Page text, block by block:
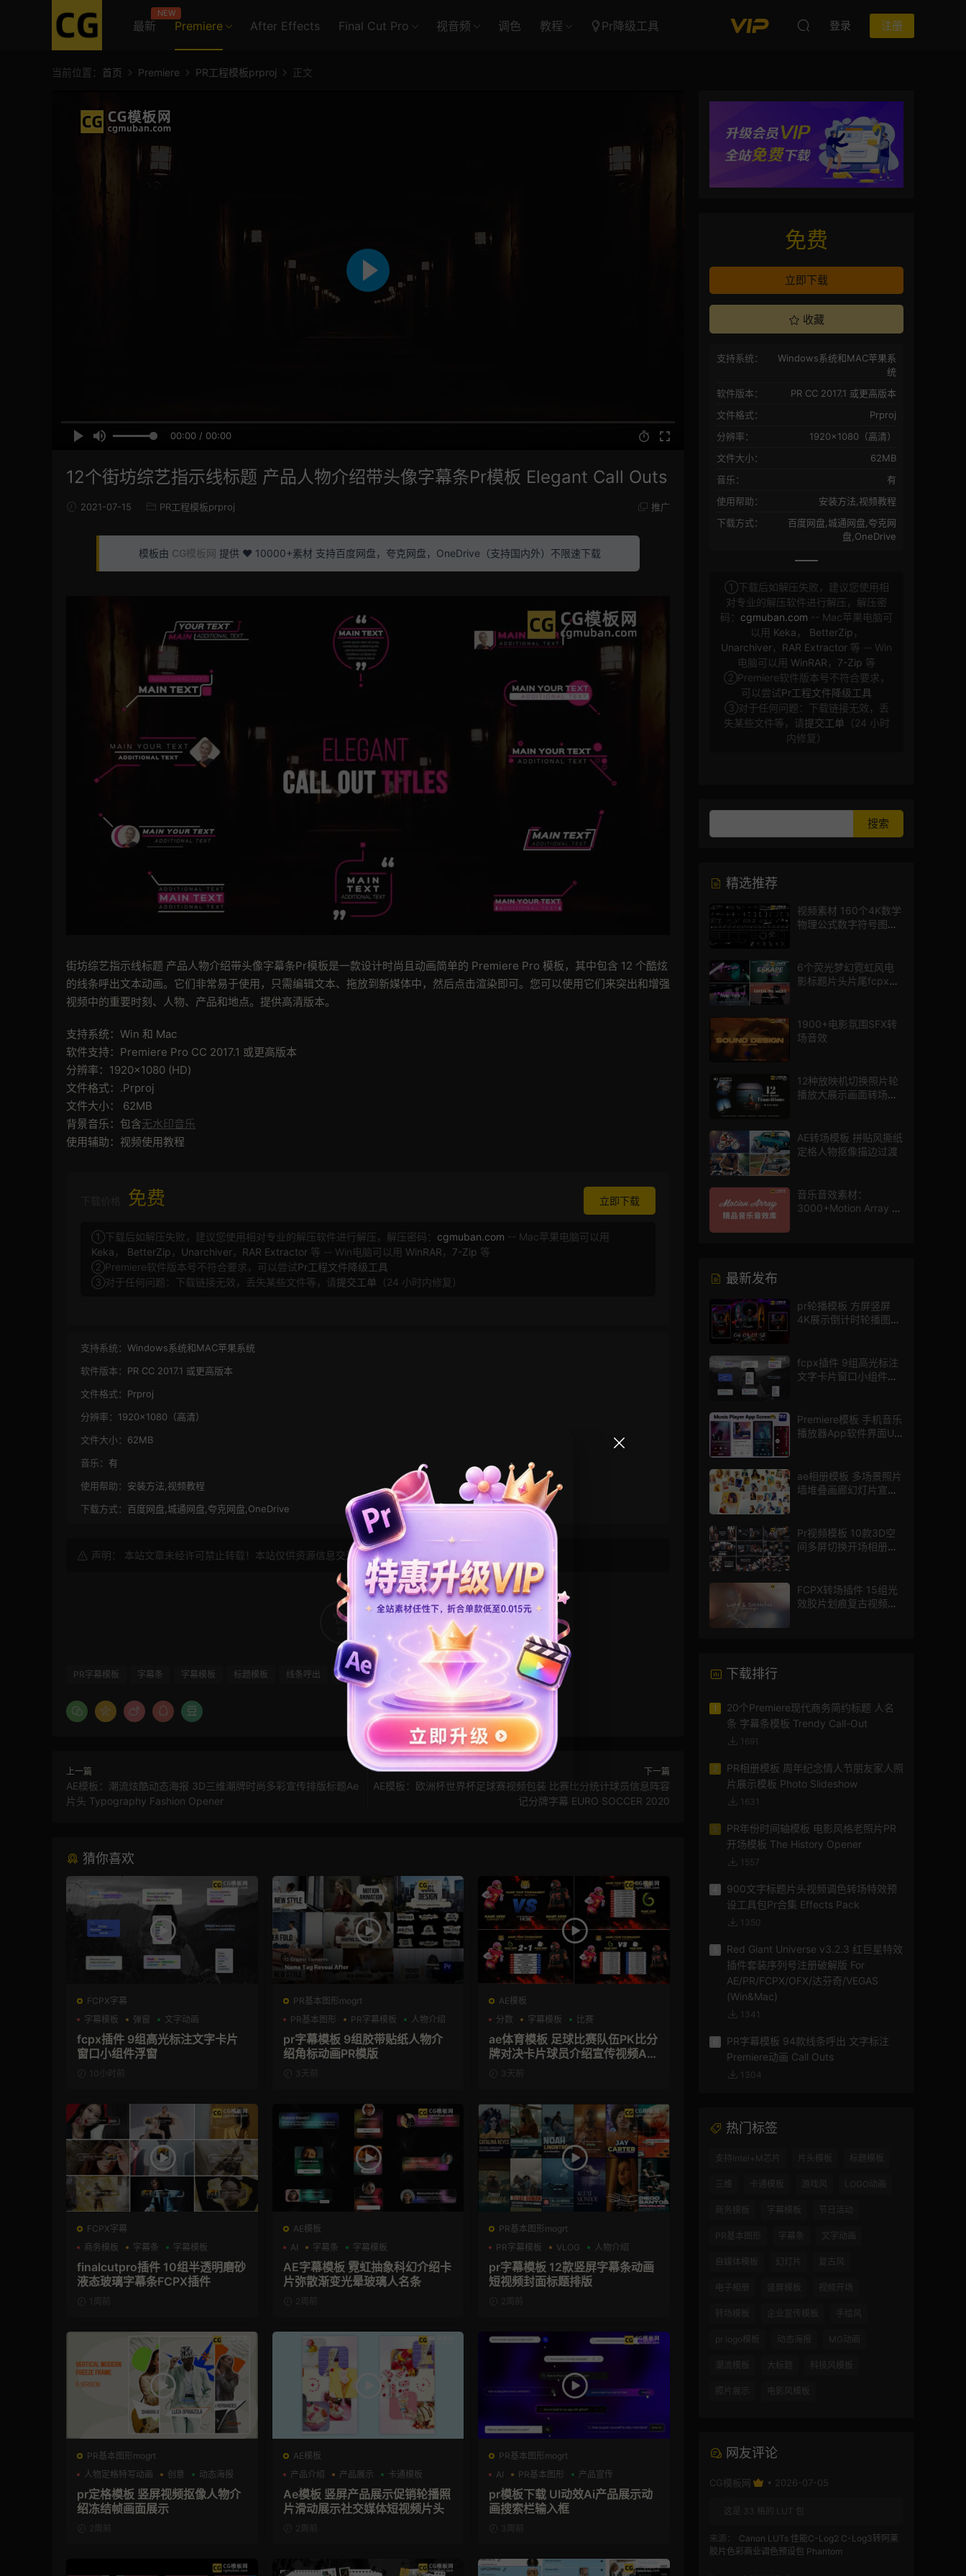
最新
NEW
Premiere After Effects Final Cut Pro 视音频 调色 教程 Pr降级工具 登录 注册
当前位置： 首页 Premiere PR工程模板prproj 正文
00:00 / 00:00
12个街坊综艺指示线标题 产品人物介绍带头像字幕条Pr模板 Elegant Call Outs
2021-07-15 PR工程模板prproj 推广
模板由 CG模板网 提供 ❤️ 10000+素材 支持百度网盘，夸克网盘，OneDrive（支持国内外）不限速下载
街坊综艺指示线标题 产品人物介绍带头像字幕条Pr模板是一款设计时尚且动画简单的 Premiere Pro 模板，其中包含 12 个酷炫
的线条呼出文本动画。它们非常易于使用，只需编辑文本、拖放到新媒体中，然后点击渲染即可。您可以使用它们来突出和增强
视频中的重要时刻、人物、产品和地点。提供高清版本。
支持系统：Win 和 Mac
软件支持：Premiere Pro CC 2017.1 或更高版本
分辨率：1920×1080 (HD)
文件格式：.Prproj
文件大小： 62MB
背景音乐：包含无水印音乐
使用辅助：视频使用教程
免费 立即下载
①下载后如解压失败，建议您使用相对专业的解压软件进行解压，解压密码： cgmuban.com -- Mac苹果电脑可以用
Keka ， BetterZip ， Unarchiver， RAR Extractor 等 -- Win电脑可以用 WinRAR ， 7-Zip 等
②Premiere软件版本号不符合要求，可以尝试Pr工程文件降级工具
③对于任何问题：下载链接无效，丢失某些文件等，请提交工单 （24 小时内修复）
支持系统： Windows系统和MAC苹果系统
软件版本： PR CC 2017.1 或更高版本
文件格式： Prproj
分辨率： 1920×1080（高清）
文件大小： 62MB
音乐： 有
使用帮助： 安装方法,视频教程
下载方式： 百度网盘,城通网盘,夸克网盘,OneDrive
声明： 本站文章未经许可禁止转载！本站仅供资源信息交流学习， 版权说明
PR字幕模板 字幕条 字幕模板 标题模板 线条呼出 综艺素材 自媒体模板
上一篇
AE模板：潮流炫酷动态海报 3D三维潮牌时尚多彩宣传排版标题Ae
片头 Typography Fashion Opener
下一篇
AE模板：欧洲杯世界杯足球赛视频包装 比赛比分统计球员信息阵容
记分牌字幕 EURO SOCCER 2020
猜你喜欢
FCPX字幕
字幕模板
弹窗 文字动画
fcpx插件 9组高光标注文字卡片
窗口小组件浮窗
10小时前
PR基本图形mogrt
PR基本图形
PR字幕模板 人物介绍
pr字幕模板 9组胶带贴纸人物介
绍角标动画PR模版
3天前
AE模板
分数
字幕模板 比赛
ae体育模板 足球比赛队伍PK比分
牌对决卡片球员介绍宣传视频AE
模板
3天前
FCPX字幕
商务模板
字幕条 字幕模板
finalcutpro插件 10组半透明磨砂
液态玻璃字幕条FCPX插件
1周前
AE模板
AI
字幕条 字幕模板
AE字幕模板 霓虹抽象科幻介绍卡
片弥散渐变光晕玻璃人名条
2周前
PR基本图形mogrt
PR字幕模板
VLOG 人物介绍
pr字幕模板 12款竖屏字幕条动画
短视频封面标题排版
2周前
PR基本图形mogrt
人物定格特写动画
创意 动态海报
pr定格模板 竖屏视频抠像人物介
绍冻结帧画面展示
2周前
AE模板
产品介绍
产品展示 卡通模板
Ae模板 竖屏产品展示促销轮播照
片滑动展示社交媒体短视频片头
2周前
PR基本图形mogrt
AI
PR基本图形 产品宣传
pr模板下载 UI动效Ai产品展示动
画搜索栏输入框
3周前
免费
立即下载
收藏
支持系统：
Windows系统和MAC苹果系
统
软件版本：
PR CC 2017.1 或更高版本
文件格式：
Prproj
分辨率：
1920×1080（高清）
文件大小：
62MB
音乐：
有
使用帮助：
安装方法,视频教程
下载方式：
百度网盘,城通网盘,夸克网
盘,OneDrive
①下载后如解压失败，建议您使用相
对专业的解压软件进行解压，解压密
码： cgmuban.com -- Mac苹果电脑可
以用 Keka ， BetterZip ，
Unarchiver， RAR Extractor 等 -- Win
电脑可以用 WinRAR ， 7-Zip 等
②Premiere软件版本号不符合要求，
可以尝试Pr工程文件降级工具
③对于任何问题：下载链接无效，丢
失某些文件等，请提交工单 （24 小时
内修复）
精选推荐
视频素材 160个4K数学
物理公式数字符号图标
6个荧光梦幻霓虹风电
影标题片头片尾fcpx插
1900+电影氛围SFX转
场音效
12种放映机切换照片轮
播放大展示画面转场动
AE转场模板 拼贴风撕纸
定格人物抠像描边过渡
音乐音效素材：
3000+Motion Array 影
最新发布
pr轮播模板 方屏竖屏
4K展示倒计时轮播图
fcpx插件 9组高光标注
文字卡片窗口小组件浮
Premiere模板 手机音乐
播放器App软件界面UI
ae相册模板 多场景照片
墙堆叠画廊幻灯片宣传
Pr视频模板 10款3D空
间多屏切换开场相册视
FCPX转场插件 15组光
效胶片划痕复古视频过
下载排行
1
20个Premiere现代商务简约标题 人名
条 字幕条模板 Trendy Call-Out
1691
2
PR相册模板 周年纪念情人节朋友家人照
片展示模板 Photo Slideshow
1631
3
PR年份时间轴模板 电影风格老照片PR
开场模板 The History Opener
1557
900文字标题片头视频调色转场特效预
设工具包Pr合集 Effects Pack
1350
Red Giant Universe v3.2.3 红巨星特效
插件套装序列号注册破解版 For
AE/PR/FCPX/OFX/达芬奇/VEGAS
(Win&Mac)
1341
PR字幕模板 94款线条呼出 文字标注
Premiere动画 Call Outs
1304
热门标签
支持Intel+M芯片 片头模板 标题模板
三维 卡通模板 游戏风 LOGO动画
商务模板 字幕模板 节日活动
PR基本图形 字幕条 文字动画
自媒体模板 幻灯片 复古风
电子相册 竖屏模板 视频开场
转场模板 企业宣传模板 手绘风
pr logo模板 动态海报 MG动画
潮流模板 大标题 科技风模板
照片展示 电影风模板
网友评论
CG模板网 • 2026-07-05
这是 33 格的 LUT 包
来源：
Canon LUTs 佳能C-Log2 C-Log3转阿莱
胶片色彩商业调色预设包 Phantom